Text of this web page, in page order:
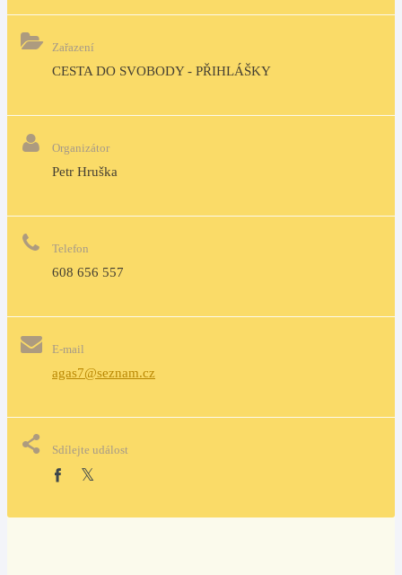
Zařazení
CESTA DO SVOBODY - PŘIHLÁŠKY
Organizátor
Petr Hruška
Telefon
608 656 557
E-mail
agas7@seznam.cz
Sdílejte událost